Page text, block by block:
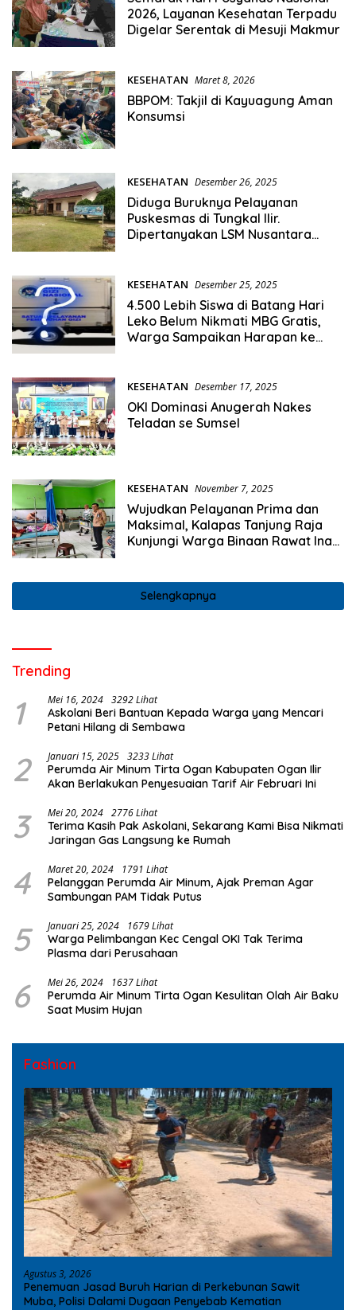
2026, Layanan Kesehatan Terpadu
Digelar Serentak di Mesuji Makmur
KESEHATAN Maret 8, 2026
BBPOM: Takjil di Kayuagung Aman
Konsumsi
KESEHATAN Desember 26, 2025
Diduga Buruknya Pelayanan
Puskesmas di Tungkal Ilir.
Dipertanyakan LSM Nusantara
KESEHATAN Desember 25, 2025
4.500 Lebih Siswa di Batang Hari
Leko Belum Nikmati MBG Gratis,
Warga Sampaikan Harapan ke
KESEHATAN Desember 17, 2025
OKI Dominasi Anugerah Nakes
Teladan se Sumsel
KESEHATAN November 7, 2025
Wujudkan Pelayanan Prima dan
Maksimal, Kalapas Tanjung Raja
Kunjungi Warga Binaan Rawat Inap
Selengkapnya
Trending
1 Mei 16, 2024 3292 Lihat
Askolani Beri Bantuan Kepada Warga yang Mencari
Petani Hilang di Sembawa
2 Januari 15, 2025 3233 Lihat
Perumda Air Minum Tirta Ogan Kabupaten Ogan Ilir
Akan Berlakukan Penyesuaian Tarif Air Februari Ini
3 Mei 20, 2024 2776 Lihat
Terima Kasih Pak Askolani, Sekarang Kami Bisa Nikmati
Jaringan Gas Langsung ke Rumah
4 Maret 20, 2024 1791 Lihat
Pelanggan Perumda Air Minum, Ajak Preman Agar
Sambungan PAM Tidak Putus
5 Januari 25, 2024 1679 Lihat
Warga Pelimbangan Kec Cengal OKI Tak Terima
Plasma dari Perusahaan
6 Mei 26, 2024 1637 Lihat
Perumda Air Minum Tirta Ogan Kesulitan Olah Air Baku
Saat Musim Hujan
Fashion
Agustus 3, 2026
Penemuan Jasad Buruh Harian di Perkebunan Sawit
Muba, Polisi Dalami Dugaan Penyebab Kematian